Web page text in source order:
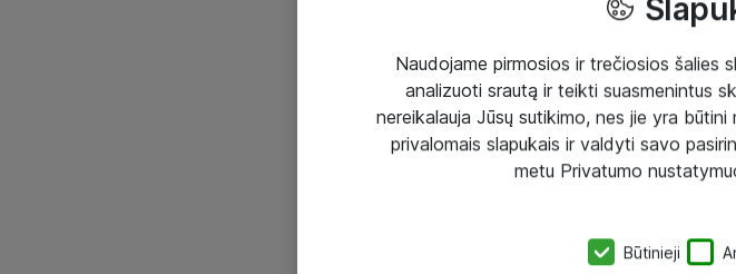
Naudojame pirmosios ir trečiosios šalies
analizuoti srautą ir teikti suasmenintus
nereikalauja Jūsų sutikimo, nes jie yra
privalomais slapukais ir valdyti savo
metu Privatumo
Būtinieji